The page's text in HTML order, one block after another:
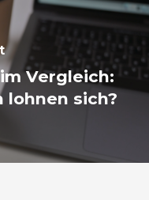
Vergleich:
sich?